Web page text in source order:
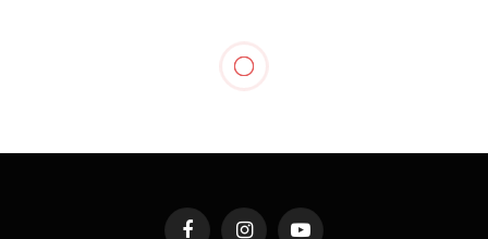
Porezna uprava Federacije
BiH u proteklom periodu